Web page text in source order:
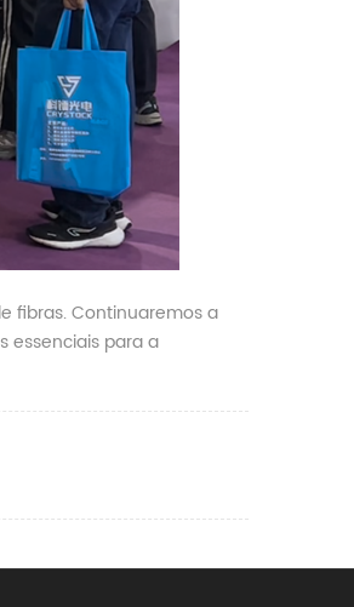
fibras. Continuaremos a
essenciais para a